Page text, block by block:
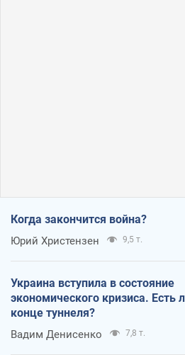
Когда закончится война?
Юрий Христензен 9,5 т.
Украина вступила в состояние
экономического кризиса. Есть
конце туннеля?
Вадим Денисенко 7,8 т.